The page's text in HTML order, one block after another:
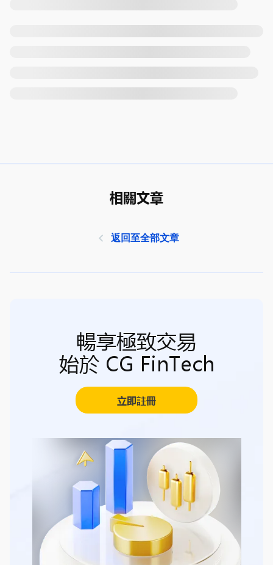
相關文章
返回至全部文章
暢享極致交易
始於 CG FinTech
立即註冊